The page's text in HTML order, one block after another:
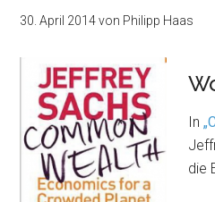
30. April 2014von Philipp Haas
In
die